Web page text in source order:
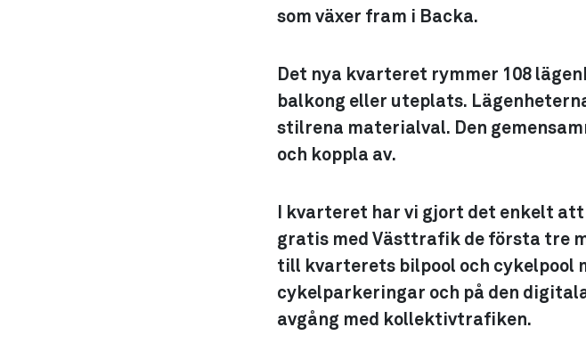
som växer fram i Backa.
Det nya kvarteret rymmer 108
balkong eller uteplats.
stilrena materialval. Den
och koppla av.
I kvarteret har vi gjort det enkelt
gratis med Västtrafik de första tre
till kvarterets bilpool och cykelpool
cykelparkeringar och på den
avgång med kollektivtrafiken.